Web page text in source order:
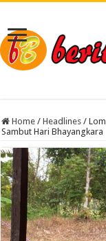
Home / Headlines /
Sambut Hari Bhayangkara